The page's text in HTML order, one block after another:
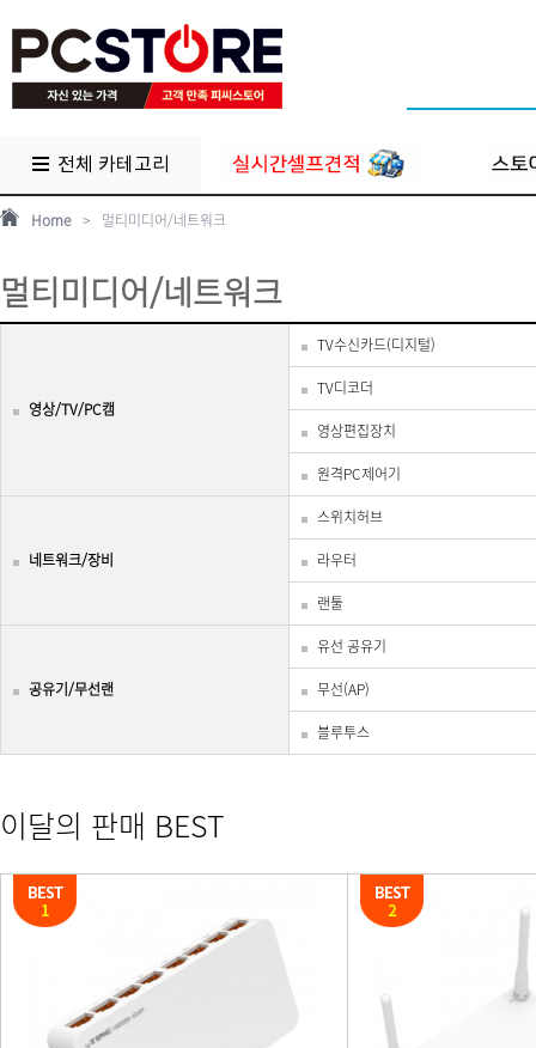
전체 카테고리
Home > 멀티미디어/네트워크
멀티미디어/네트워크
영상/TV/PC캠
TV수신카드(디지털)
TV디코더
영상편집장치
원격PC제어기
네트워크/장비
스위치허브
라우터
랜툴
공유기/무선랜
유선 공유기
무선(AP)
블루투스
이달의 판매 BEST